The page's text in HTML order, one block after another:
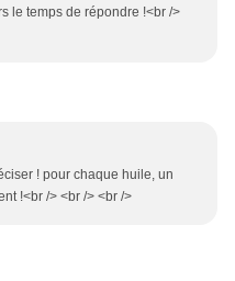
le temps de répondre !<br />
! pour chaque huile, un
!<br /> <br /> <br />